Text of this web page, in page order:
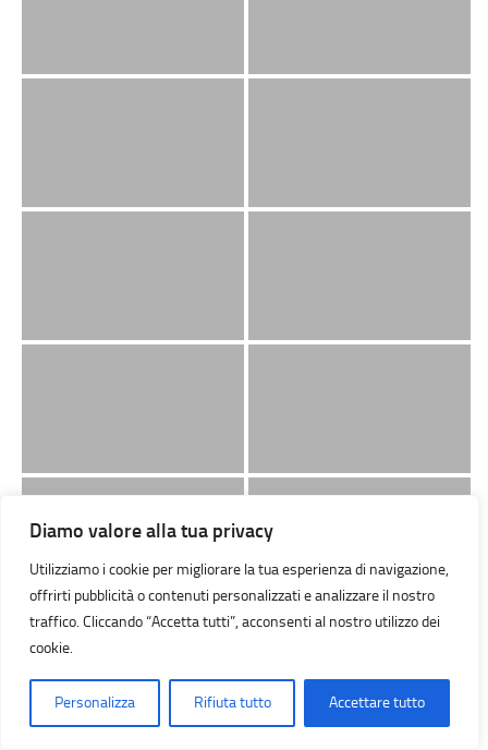
Diamo valore alla tua privacy
Utilizziamo i cookie per migliorare la tua esperienza di navigazione,
offrirti pubblicità o contenuti personalizzati e analizzare il nostro
traffico. Cliccando “Accetta tutti”, acconsenti al nostro utilizzo dei
cookie.
Personalizza Rifiuta tutto Accettare tutto